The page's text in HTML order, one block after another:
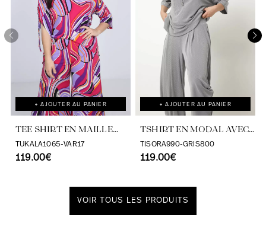
Notre actualité dans le journal
+ AJOUTER AU PANIER
TEE SHIRT EN MAILLE
IMPRIMÉ OVERSIZE SUR
UN CÔTÉ
TUKALA1065-VAR17
119.00€
+ AJOUTER AU PANIER
TSHIRT EN MODAL AVEC
CLOUS
TISORA990-GRIS800
119.00€
VOIR TOUS LES PRODUITS